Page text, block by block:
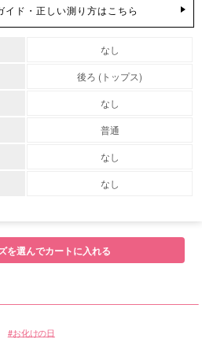
イド・正しい測り方はこちら
なし
後ろ (トップス)
なし
普通
なし
なし
を選んでカートに入れる
お化けの日